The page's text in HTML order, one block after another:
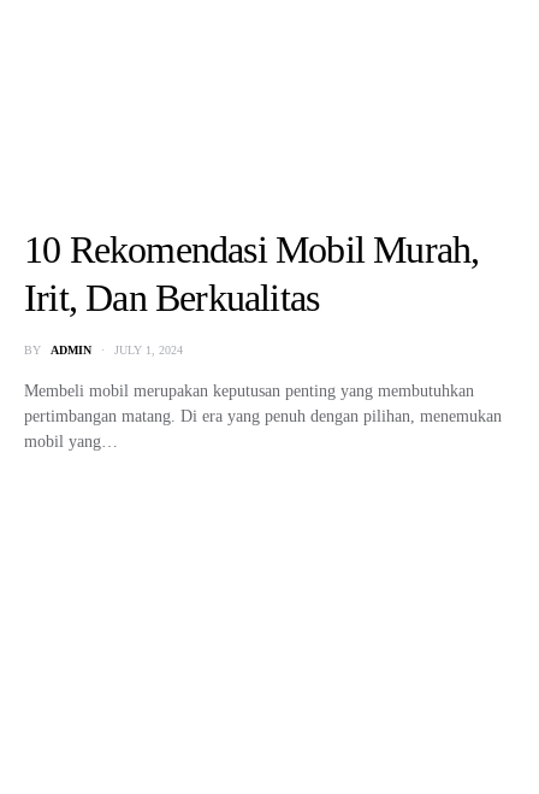
10 Rekomendasi Mobil Murah,
Irit, Dan Berkualitas
BY ADMIN JULY 1, 2024
Membeli mobil merupakan keputusan penting yang membutuhkan
pertimbangan matang. Di era yang penuh dengan pilihan, menemukan
mobil yang…